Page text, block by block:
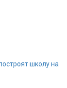
школу на